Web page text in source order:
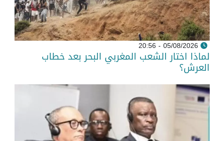
05/08/2026 - 20:56
لماذا اختار الشعب المغربي البحر بعد خطاب
العرش؟